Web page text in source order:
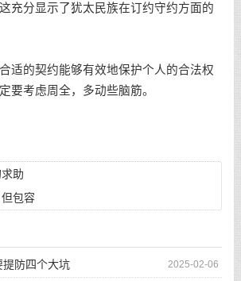
充分显示了犹太民族在订约守约方面的
的契约能够有效地保护个人的合法权
要考虑周全，多动些脑筋。
助
包容
2025-02-06
提防四个大坑